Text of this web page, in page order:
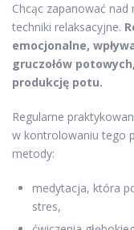
Chcąc zapanować
techniki relaksacyjne.
emocjonalne,
gruczołów
produkcję potu.
Regularne
w kontrolowaniu tego
metody:
medytacja, która
stres,